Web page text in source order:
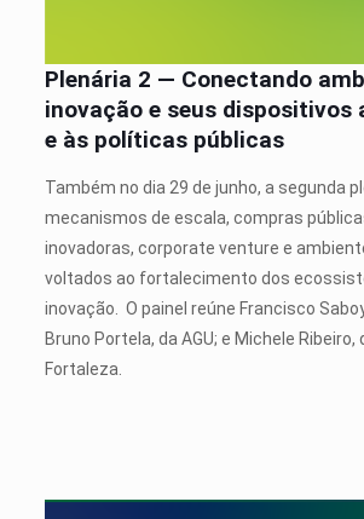
Plenária 2 — Conectando
inovação e seus dispositivos
e às políticas públicas
Também no dia 29 de junho, a segunda
mecanismos de escala, compras
inovadoras, corporate venture e
voltados ao fortalecimento dos
inovação.
O painel reúne Francisco
Bruno Portela, da AGU; e Michele Ribeiro,
Fortaleza.